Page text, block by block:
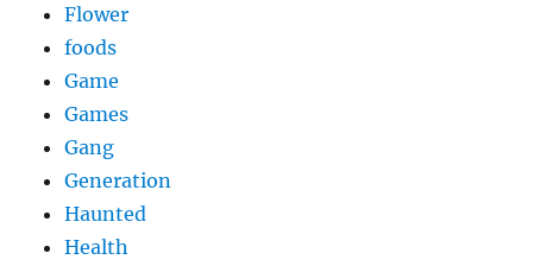
Flower
foods
Game
Games
Gang
Generation
Haunted
Health